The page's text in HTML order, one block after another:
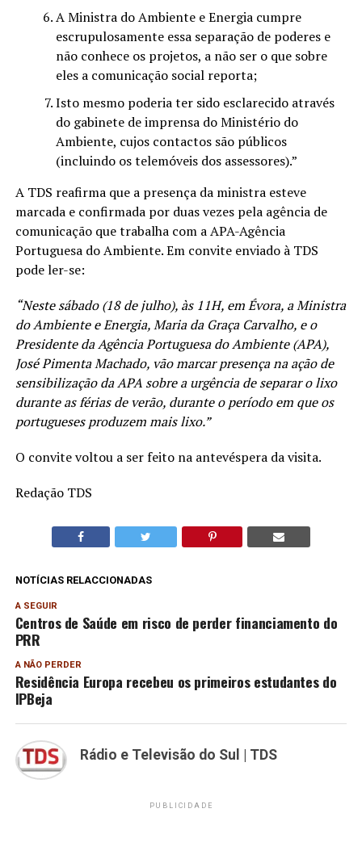
A Ministra do Ambiente e Energia cumpre
escrupulosamente essa separação de poderes e
não conhece os projetos, a não ser o que sobre
eles a comunicação social reporta;
Isto mesmo poderia ter sido esclarecido através
do gabinete de imprensa do Ministério do
Ambiente, cujos contactos são públicos
(incluindo os telemóveis dos assessores).”
A TDS reafirma que a presença da ministra esteve
marcada e confirmada por duas vezes pela agência de
comunicação que trabalha com a APA-Agência
Portuguesa do Ambiente. Em convite enviado à TDS
pode ler-se:
“Neste sábado (18 de julho), às 11H, em Évora, a Ministra
do Ambiente e Energia, Maria da Graça Carvalho, e o
Presidente da Agência Portuguesa do Ambiente (APA),
José Pimenta Machado, vão marcar presença na ação de
sensibilização da APA sobre a urgência de separar o lixo
durante as férias de verão, durante o período em que os
portugueses produzem mais lixo.”
O convite voltou a ser feito na antevéspera da visita.
Redação TDS
NOTÍCIAS RELACCIONADAS
A SEGUIR
Centros de Saúde em risco de perder financiamento do
PRR
A NÃO PERDER
Residência Europa recebeu os primeiros estudantes do
IPBeja
Rádio e Televisão do Sul | TDS
PUBLICIDADE